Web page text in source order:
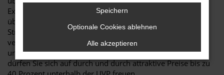
Experten rund um den CUPRA Ateca und haben – im
übertragenen Sinne – bereits zahlreiche Modelle auf die
Straßen von Regensburg geschickt. Als Familienbetrieb
verfügen wir über eine Erfahrung von mehr als 40 Jahren
und beraten Sie gerne fair und kompetent. Darüber hinaus
dürfen Sie sich auf durch und durch attraktive Preise bis zu
Speichern
Optionale Cookies ablehnen
Alle akzeptieren